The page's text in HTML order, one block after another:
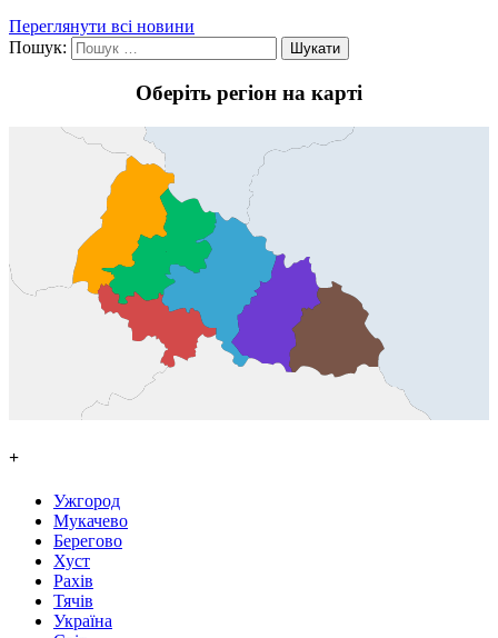
Переглянути всі новини
Пошук:
Оберіть регіон на карті
+
Ужгород
Мукачево
Берегово
Хуст
Рахів
Тячів
Україна